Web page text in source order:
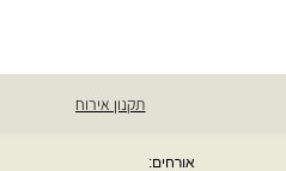
תקנון אירוח
אורחים: